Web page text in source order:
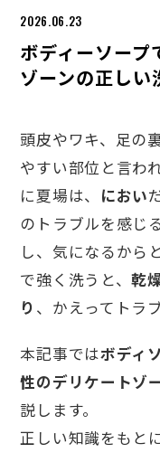
2026.06.23
ボディーソープ
ゾーンの正し
頭皮やワキ、足の
やすい部位と言わ
に夏場は、 におい
のトラブルを感じ
し、気になるから
で強く洗うと、乾
り 、かえってトラ
本記事ではボディ
性のデリケートゾ
説します。
正しい知識をもと